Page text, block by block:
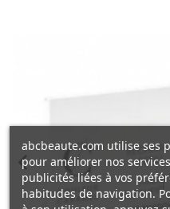
abcbeaute.com utilise ses
pour améliorer nos
publicités liées à vos
habitudes de navigation.